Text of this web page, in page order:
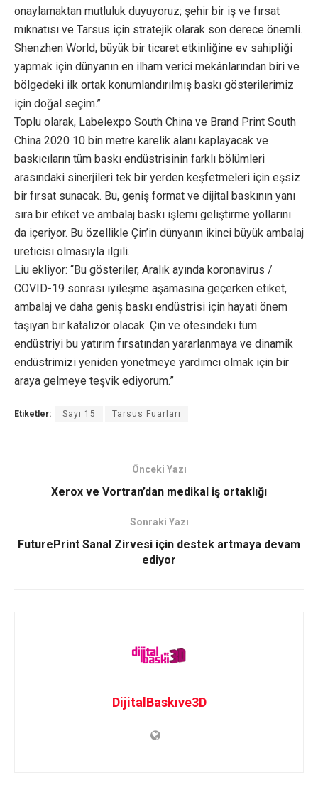
onaylamaktan mutluluk duyuyoruz; şehir bir iş ve fırsat
mıknatısı ve Tarsus için stratejik olarak son derece önemli.
Shenzhen World, büyük bir ticaret etkinliğine ev sahipliği
yapmak için dünyanın en ilham verici mekânlarından biri ve
bölgedeki ilk ortak konumlandırılmış baskı gösterilerimiz
için doğal seçim.”
Toplu olarak, Labelexpo South China ve Brand Print South
China 2020 10 bin metre karelik alanı kaplayacak ve
baskıcıların tüm baskı endüstrisinin farklı bölümleri
arasındaki sinerjileri tek bir yerden keşfetmeleri için eşsiz
bir fırsat sunacak. Bu, geniş format ve dijital baskının yanı
sıra bir etiket ve ambalaj baskı işlemi geliştirme yollarını
da içeriyor. Bu özellikle Çin’in dünyanın ikinci büyük ambalaj
üreticisi olmasıyla ilgili.
Liu ekliyor: “Bu gösteriler, Aralık ayında koronavirus /
COVID-19 sonrası iyileşme aşamasına geçerken etiket,
ambalaj ve daha geniş baskı endüstrisi için hayati önem
taşıyan bir katalizör olacak. Çin ve ötesindeki tüm
endüstriyi bu yatırım fırsatından yararlanmaya ve dinamik
endüstrimizi yeniden yönetmeye yardımcı olmak için bir
araya gelmeye teşvik ediyorum.”
Etiketler: Sayı 15 Tarsus Fuarları
Önceki Yazı
Xerox ve Vortran’dan medikal iş ortaklığı
Sonraki Yazı
FuturePrint Sanal Zirvesi için destek artmaya devam
ediyor
DijitalBaskıve3D